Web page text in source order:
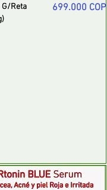
Reta
Precio
699.000 COP